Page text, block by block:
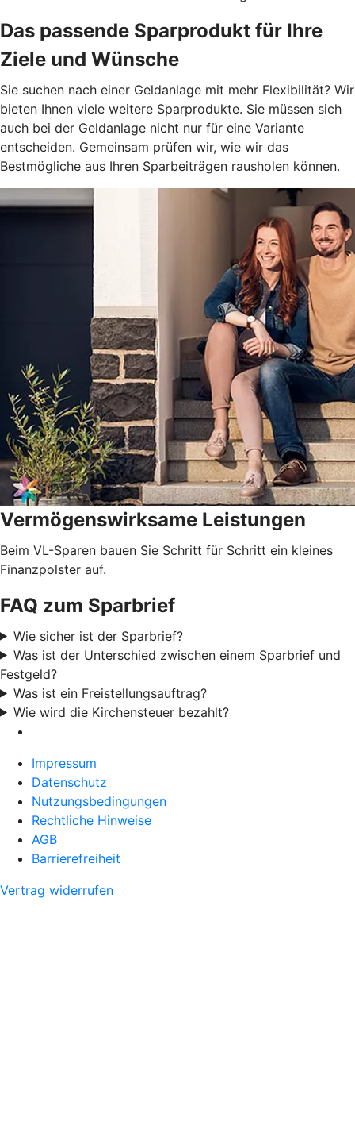
Das passende Sparprodukt für Ihre
Ziele und Wünsche
Sie suchen nach einer Geldanlage mit mehr Flexibilität? Wir
bieten Ihnen viele weitere Sparprodukte. Sie müssen sich
auch bei der Geldanlage nicht nur für eine Variante
entscheiden. Gemeinsam prüfen wir, wie wir das
Bestmögliche aus Ihren Sparbeiträgen rausholen können.
Vermögenswirksame Leistungen
Beim VL-Sparen bauen Sie Schritt für Schritt ein kleines
Finanzpolster auf.
FAQ zum Sparbrief
Wie sicher ist der Sparbrief?
Was ist der Unterschied zwischen einem Sparbrief und
Festgeld?
Was ist ein Freistellungsauftrag?
Wie wird die Kirchensteuer bezahlt?
Impressum
Datenschutz
Nutzungsbedingungen
Rechtliche Hinweise
AGB
Barrierefreiheit
Vertrag widerrufen